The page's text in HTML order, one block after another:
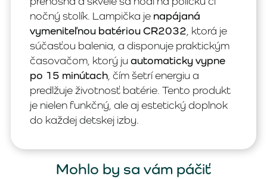
nočný stolík. Lampička je napájaná
vymeniteľnou batériou CR2032 , ktorá je
súčasťou balenia, a disponuje praktickým
časovačom, ktorý ju automaticky vypne
po 15 minútach , čím šetrí energiu a
predlžuje životnosť batérie. Tento produkt
je nielen funkčný, ale aj estetický doplnok
do každej detskej izby.
Mohlo by sa vám páčiť